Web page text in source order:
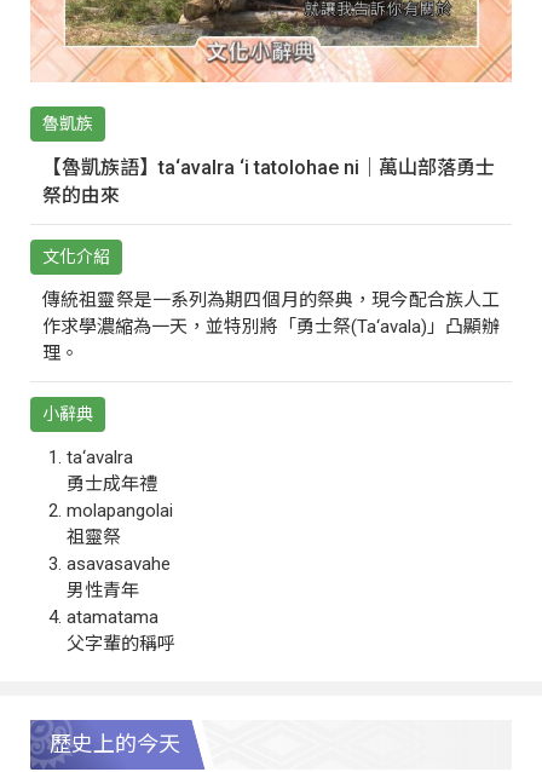
魯凱族
【魯凱族語】ta‘avalra ‘i tatolohae ni｜萬山部落勇士
祭的由來
文化介紹
傳統祖靈祭是一系列為期四個月的祭典，現今配合族人工
作求學濃縮為一天，並特別將「勇士祭(Ta‘avala)」凸顯辦
理。
小辭典
ta‘avalra
勇士成年禮
molapangolai
祖靈祭
asavasavahe
男性青年
atamatama
父字輩的稱呼
歷史上的今天